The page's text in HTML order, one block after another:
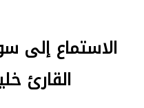
الاستماع إلى
القارئ